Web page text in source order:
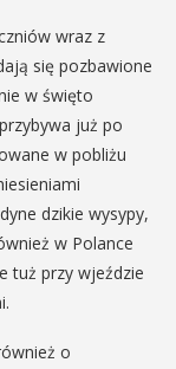
wraz z
się pozbawione
w święto
już po
w pobliżu
dzikie wysypy,
w Polance
tuż przy wjeździe
o